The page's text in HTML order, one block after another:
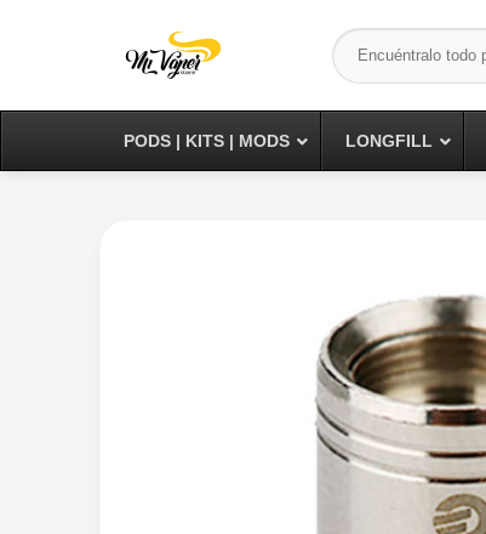
Buscar
por:
PODS | KITS | MODS LONGFILL